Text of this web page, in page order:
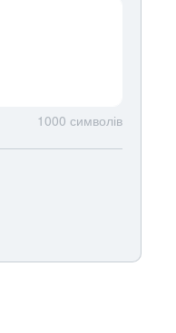
1000 символів